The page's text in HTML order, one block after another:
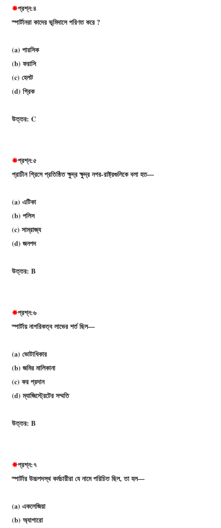
✸প্রশ্ন:৪
স্পার্টানরা কাদের ভূমিদাসে পরিণত করে ?
(a) পারসিক
(b) ফরাসি
(c) হেলট
(d) গ্রিক
উত্তর: C
✸প্রশ্ন:৫
প্রাচীন গ্রিসে প্রতিষ্ঠিত ক্ষুদ্র ক্ষুদ্র নগর-রাষ্ট্রগুলিকে বলা হত—
(a) এটিকা
(b) পলিস
(c) সাম্রাজ্য
(d) জনপদ
উত্তর: B
✸প্রশ্ন:৬
স্পার্টায় নাগরিকত্ব লাভের শর্ত ছিল—
(a) ভােটাধিকার
(b) জমির মালিকানা
(c) কর প্রদান
(d) ম্যাজিস্ট্রেটের সম্মতি
উত্তর: B
✸প্রশ্ন:৭
স্পার্টার উচ্চপদস্থ কর্মচারীরা যে নামে পরিচিত ছিল, তা হল—
(a) একলেজিয়া
(b) অ্যাগারো